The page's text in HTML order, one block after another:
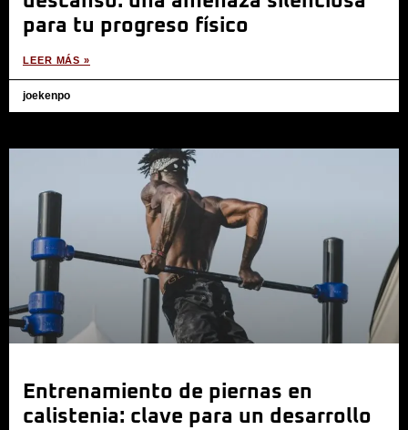
para tu progreso físico
LEER MÁS »
joekenpo
Entrenamiento de piernas en
calistenia: clave para un desarrollo